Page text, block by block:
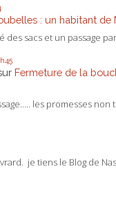
: un habitant de
des sacs et un passage
Fermeture de la
les promesses non
je tiens le Blog de